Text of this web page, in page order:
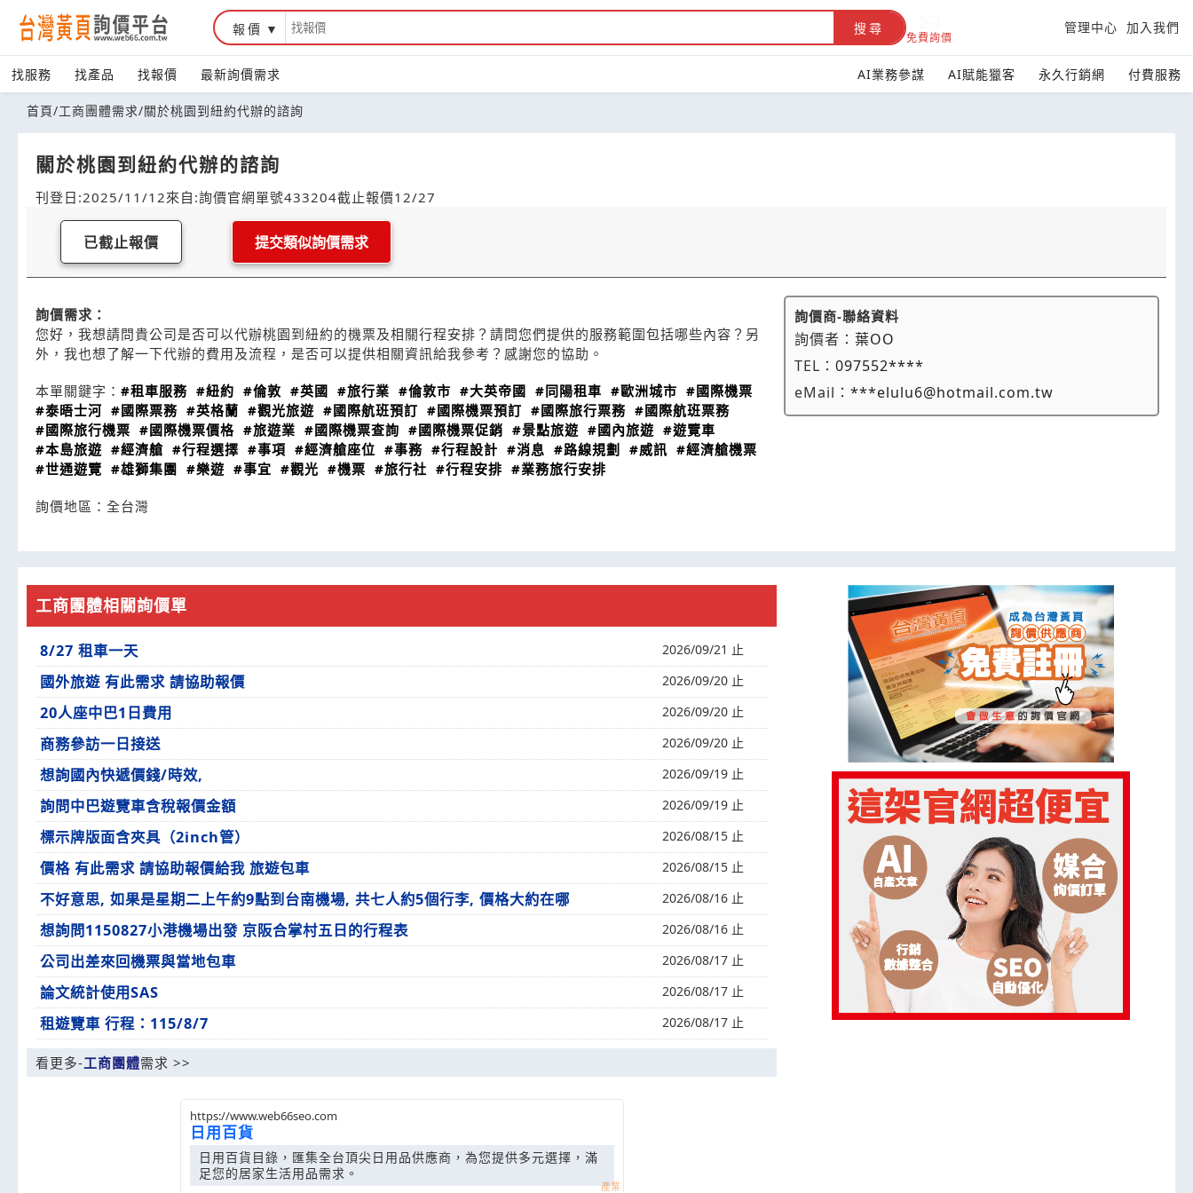
報價 搜尋
免費詢價
管理中心 加入我們
找服務 找產品 找報價 最新詢價需求 AI業務參謀 AI賦能獵客 永久行銷網 付費服務
首頁/工商團體需求/關於桃園到紐約代辦的諮詢
關於桃園到紐約代辦的諮詢
刊登日:2025/11/12來自:詢價官網單號433204截止報價12/27
已截止報價 提交類似詢價需求
詢價需求：
您好，我想請問貴公司是否可以代辦桃園到紐約的機票及相關行程安排？請問您們提供的服務範圍包括哪些內容？另
外，我也想了解一下代辦的費用及流程，是否可以提供相關資訊給我參考？感謝您的協助。
本單關鍵字： #租車服務 #紐約 #倫敦 #英國 #旅行業 #倫敦市 #大英帝國 #同陽租車 #歐洲城市 #國際機票
#泰晤士河 #國際票務 #英格蘭 #觀光旅遊 #國際航班預訂 #國際機票預訂 #國際旅行票務 #國際航班票務
#國際旅行機票 #國際機票價格 #旅遊業 #國際機票查詢 #國際機票促銷 #景點旅遊 #國內旅遊 #遊覽車
#本島旅遊 #經濟艙 #行程選擇 #事項 #經濟艙座位 #事務 #行程設計 #消息 #路線規劃 #威訊 #經濟艙機票
#世通遊覽 #雄獅集團 #樂遊 #事宜 #觀光 #機票 #旅行社 #行程安排 #業務旅行安排
詢價地區： 全台灣
詢價商-聯絡資料
詢價者：葉OO
TEL：097552****
eMail：***elulu6@hotmail.com.tw
工商團體相關詢價單
8/27 租車一天 2026/09/21 止
國外旅遊 有此需求 請協助報價 2026/09/20 止
20人座中巴1日費用 2026/09/20 止
商務參訪一日接送 2026/09/20 止
想詢國內快遞價錢/時效, 2026/09/19 止
詢問中巴遊覽車含稅報價金額 2026/09/19 止
標示牌版面含夾具（2inch管） 2026/08/15 止
價格 有此需求 請協助報價給我 旅遊包車 2026/08/15 止
不好意思, 如果是星期二上午約9點到台南機場, 共七人約5個行李, 價格大約在哪 2026/08/16 止
想詢問1150827小港機場出發 京阪合掌村五日的行程表 2026/08/16 止
公司出差來回機票與當地包車 2026/08/17 止
論文統計使用SAS 2026/08/17 止
租遊覽車 行程：115/8/7 2026/08/17 止
看更多-工商團體需求 >>
https://www.web66seo.com
日用百貨
日用百貨目錄，匯集全台頂尖日用品供應商，為您提供多元選擇，滿
足您的居家生活用品需求。